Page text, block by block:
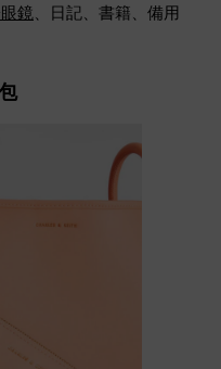
鏡、日記、書籍、備用